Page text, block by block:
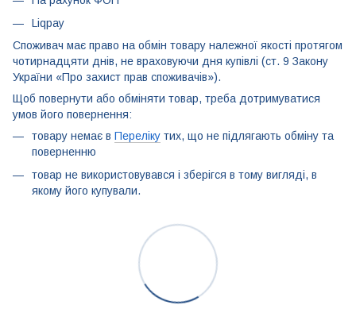
Liqpay
Споживач має право на обмін товару належної якості протягом
чотирнадцяти днів, не враховуючи дня купівлі (ст. 9 Закону
України «Про захист прав споживачів»).
Щоб повернути або обміняти товар, треба дотримуватися
умов його повернення:
товару немає в Переліку тих, що не підлягають обміну та
поверненню
товар не використовувався і зберігся в тому вигляді, в
якому його купували.